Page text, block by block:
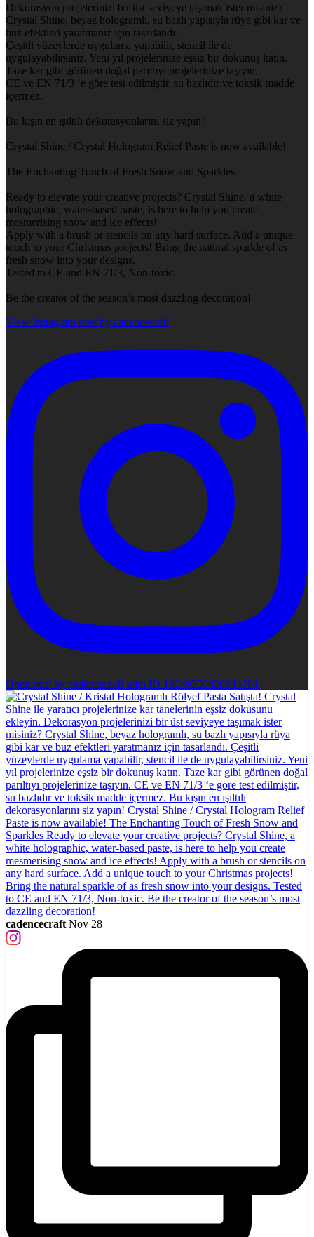
Dekorasyon projelerinizi bir üst seviyeye taşımak ister misiniz?
Crystal Shine, beyaz hologramlı, su bazlı yapısıyla rüya gibi kar ve
buz efektleri yaratmanız için tasarlandı.
Çeşitli yüzeylerde uygulama yapabilir, stencil ile de
uygulayabilirsiniz. Yeni yıl projelerinize eşsiz bir dokunuş katın.
Taze kar gibi görünen doğal parıltıyı projelerinize taşıyın.
CE ve EN 71/3 ‘e göre test edilmiştir, su bazlıdır ve toksik madde
içermez.
Bu kışın en ışıltılı dekorasyonlarını siz yapın!
Crystal Shine / Crystal Hologram Relief Paste is now available!
The Enchanting Touch of Fresh Snow and Sparkles
Ready to elevate your creative projects? Crystal Shine, a white
holographic, water-based paste, is here to help you create
mesmerising snow and ice effects!
Apply with a brush or stencils on any hard surface. Add a unique
touch to your Christmas projects! Bring the natural sparkle of as
fresh snow into your designs.
Tested to CE and EN 71/3, Non-toxic.
Be the creator of the season’s most dazzling decoration!
View Instagram post by cadencecraft
Open post by cadencecraft with ID 18049356820844761
cadencecraft Nov 28